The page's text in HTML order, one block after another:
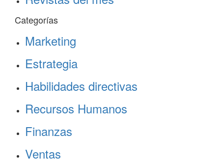
Categorías
Marketing
Estrategia
Habilidades directivas
Recursos Humanos
Finanzas
Ventas